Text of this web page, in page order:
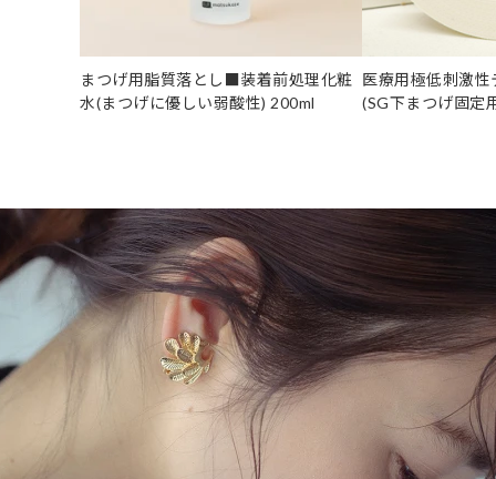
まつげ用脂質落とし■装着前処理化粧
水(まつげに優しい弱酸性) 200ml
医療用極低刺激
(SG下まつげ固定